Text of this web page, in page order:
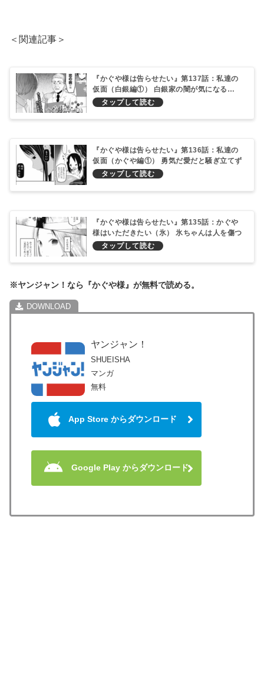
＜関連記事＞
『かぐや様は告らせたい』第137話：私達の
仮面（白銀編①） 白銀家の闇が気になる…
『かぐや様は告らせたい』第136話：私達の
仮面（かぐや編①） 勇気だ愛だと騒ぎ立てず
にその気になればいい！
『かぐや様は告らせたい』第135話：かぐや
様はいただきたい（氷） 氷ちゃんは人を傷つ
ける…！？
※ヤンジャン！なら『かぐや様』が無料で読める。
ヤンジャン！
SHUEISHA
マンガ
無料
App Store からダウンロード
Google Play からダウンロード